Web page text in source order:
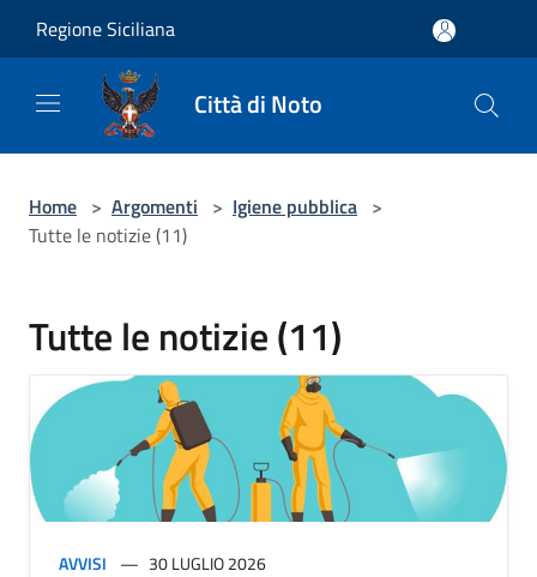
Regione Siciliana
Città di Noto
Home > Argomenti > Igiene pubblica >
Tutte le notizie (11)
Tutte le notizie (11)
AVVISI 30 LUGLIO 2026